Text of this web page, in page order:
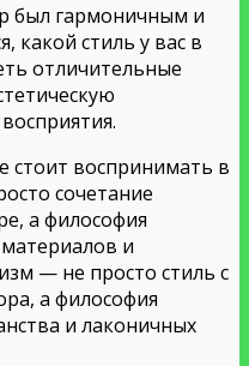
был гармоничным и
какой стиль у вас в
отличительные
стоит воспринимать в
сочетание
а философия
и
— не просто стиль с
а философия
и лаконичных